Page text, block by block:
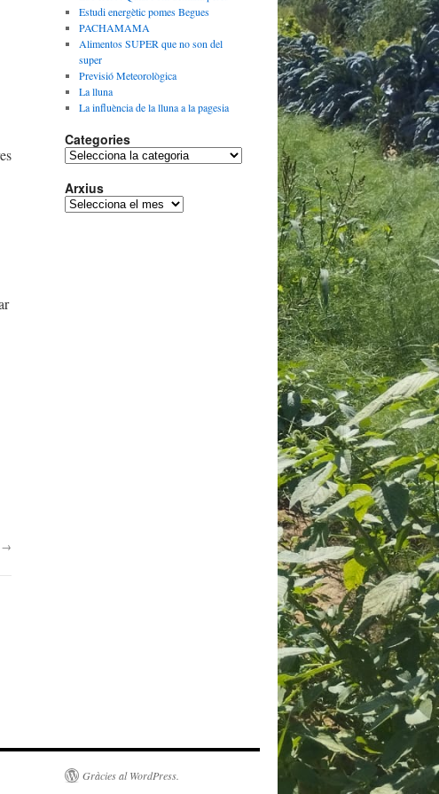
→
Estudi energètic pomes Begues
PACHAMAMA
Alimentos SUPER que no son del
super
Previsió Meteorològica
La lluna
La influència de la lluna a la pagesia
Categories
Categories
Arxius
Arxius
Gràcies al WordPress.